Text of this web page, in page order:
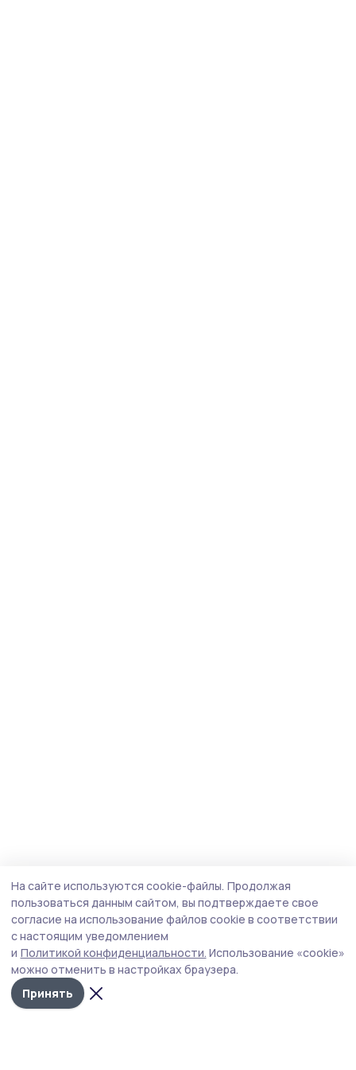
На сайте используются cookie-файлы. Продолжая
пользоваться данным сайтом, вы подтверждаете свое
согласие на использование файлов cookie в соответствии
с настоящим уведомлением
и Политикой конфиденциальности. Использование «cookie»
можно отменить в настройках браузера.
Принять